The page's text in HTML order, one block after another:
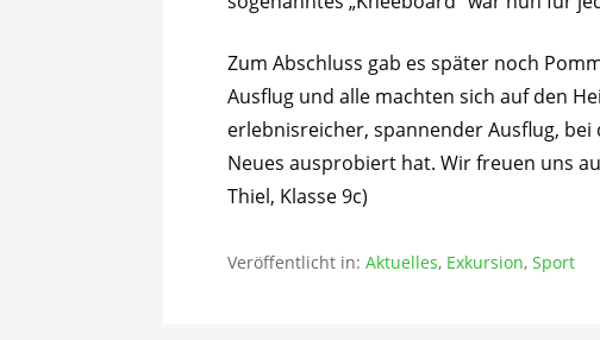
Zum Abschluss gab es später noch
Ausflug und alle machten sich auf den
erlebnisreicher, spannender Ausflug,
Neues ausprobiert hat. Wir freuen uns
Thiel, Klasse 9c)
Veröffentlicht in:Aktuelles, Exkursion,Sport